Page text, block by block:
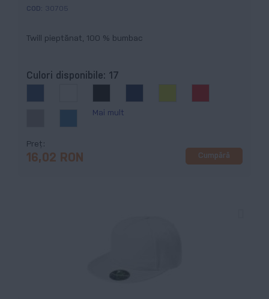
COD: 30705
Twill pieptănat, 100 % bumbac
Culori disponibile: 17
Mai mult
Preț
16,02 RON Cumpără